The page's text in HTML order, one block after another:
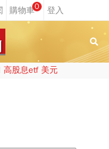
0
高股息etf 美元